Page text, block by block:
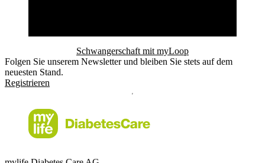
Schwangerschaft mit myLoop
Folgen Sie unserem Newsletter und bleiben Sie stets auf dem
neuesten Stand.
Registrieren